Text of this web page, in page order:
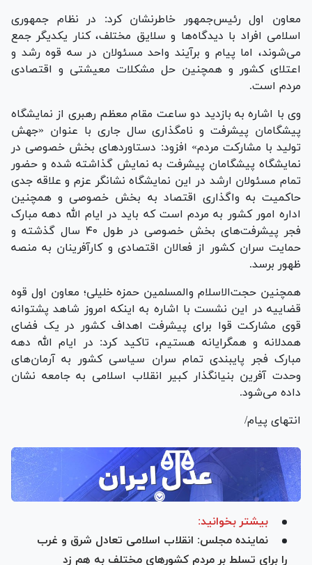
معاون اول رئیس‌جمهور خاطرنشان کرد: در نظام جمهوری
اسلامی افراد با دیدگاه‌ها و سلایق مختلف، کنار یکدیگر جمع
می‌شوند، اما پیام و برآیند واحد مسئولان در سه قوه رشد و
اعتلای کشور و همچنین حل مشکلات معیشتی و اقتصادی
مردم است.
وی با اشاره به بازدید دو ساعت مقام معظم رهبری از نمایشگاه
پیشگامان پیشرفت و نامگذاری سال جاری با عنوان «جهش
تولید با مشارکت مردم» افزود: دستاورد‌های بخش خصوصی در
نمایشگاه پیشگامان پیشرفت به نمایش گذاشته شده و حضور
تمام مسئولان ارشد در این نمایشگاه نشانگر عزم و علاقه جدی
حاکمیت به واگذاری اقتصاد به بخش خصوصی و همچنین
اداره امور کشور به مردم است که باید در ایام الله دهه مبارک
فجر پیشرفت‌های بخش خصوصی در طول ۴۰ سال گذشته و
حمایت سران کشور از فعالان اقتصادی و کارآفرینان به منصه
ظهور برسد.
همچنین حجت‌الاسلام والمسلمین حمزه خلیلی؛ معاون اول قوه
قضاییه در این نشست با اشاره به اینکه امروز شاهد پشتوانه
قوی مشارکت قوا برای پیشرفت اهداف کشور در یک فضای
همدلانه و همگرایانه هستیم، تاکید کرد: در ایام الله دهه
مبارک فجر پایبندی تمام سران سیاسی کشور به آرمان‌های
وحدت آفرین بنیانگذار کبیر انقلاب اسلامی به جامعه نشان
داده می‌شود.
انتهای پیام/
بیشتر بخوانید:
نماینده مجلس: انقلاب اسلامی تعادل شرق و غرب
را برای تسلط بر مردم کشورهای مختلف به هم زد